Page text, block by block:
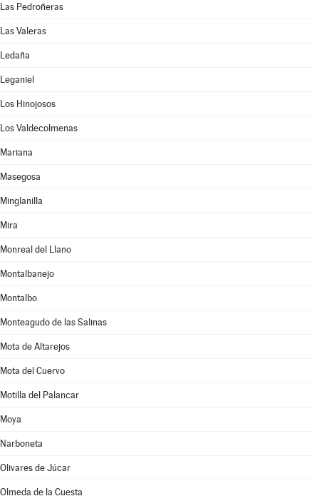
Las Pedroñeras
Las Valeras
Ledaña
Leganiel
Los Hinojosos
Los Valdecolmenas
Mariana
Masegosa
Minglanilla
Mira
Monreal del Llano
Montalbanejo
Montalbo
Monteagudo de las Salinas
Mota de Altarejos
Mota del Cuervo
Motilla del Palancar
Moya
Narboneta
Olivares de Júcar
Olmeda de la Cuesta